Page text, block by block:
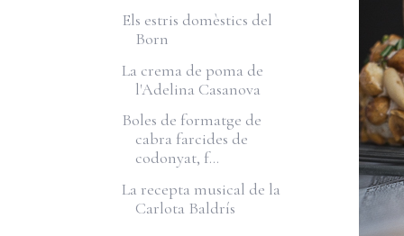
Els estris domèstics del
Born
La crema de poma de
l'Adelina Casanova
Boles de formatge de
cabra farcides de
codonyat, f...
La recepta musical de la
Carlota Baldrís